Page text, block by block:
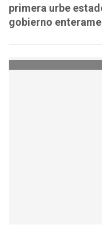
primera urbe
gobierno